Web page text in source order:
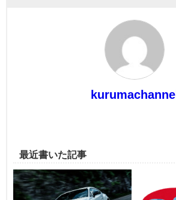
kurumachannel
最近書いた記事